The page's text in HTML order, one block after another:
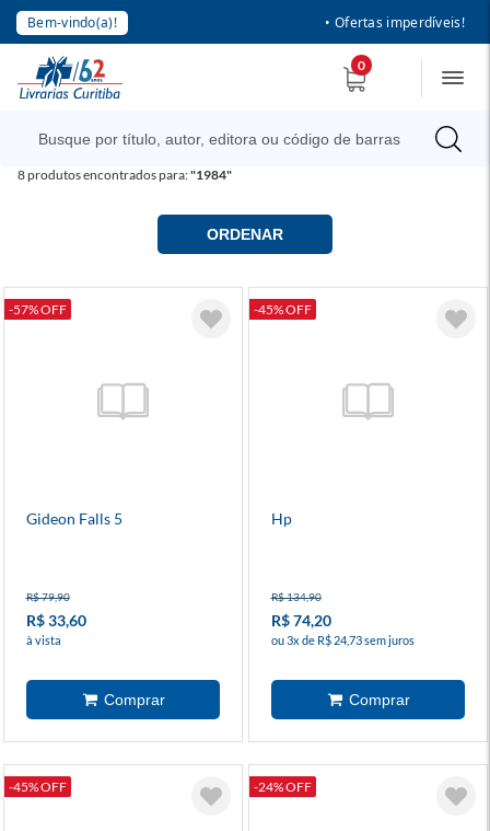
Bem-vindo(a)! • Ofertas imperdíveis!
0
8produtos encontrados para:"1984"
ORDENAR
-57% OFF
Gideon Falls 5
R$ 79,90
R$ 33,60
à vista
-45% OFF
Hp
R$ 134,90
R$ 74,20
ou 3x de R$ 24,73 sem juros
-45% OFF -24% OFF